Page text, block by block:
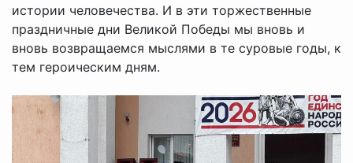
истории человечества. И в эти торжественные
праздничные дни Великой Победы мы вновь и
вновь возвращаемся мыслями в те суровые годы, к
тем героическим дням.